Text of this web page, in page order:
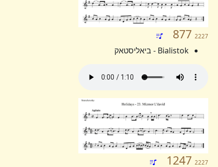
877 2227
Bialistok - ביאליסטאק
1247 2227